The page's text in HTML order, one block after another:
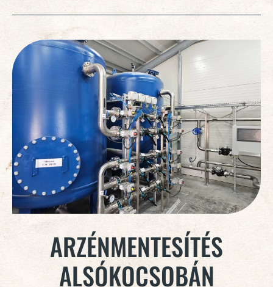
ARZÉNMENTESÍTÉS
ALSÓKOCSOBÁN